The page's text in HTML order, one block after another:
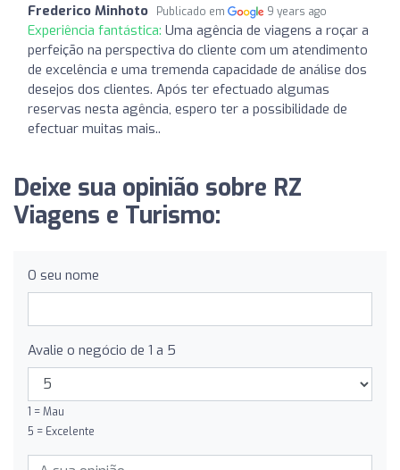
Frederico Minhoto Publicado em 9 years ago
Experiência fantástica: Uma agência de viagens a roçar a
perfeição na perspectiva do cliente com um atendimento
de excelência e uma tremenda capacidade de análise dos
desejos dos clientes. Após ter efectuado algumas
reservas nesta agência, espero ter a possibilidade de
efectuar muitas mais..
Deixe sua opinião sobre RZ
Viagens e Turismo:
O seu nome
Avalie o negócio de 1 a 5
1 = Mau
5 = Excelente